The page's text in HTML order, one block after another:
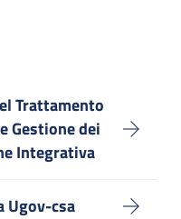
Trattamento
Gestione dei
Integrativa
Ugov-csa